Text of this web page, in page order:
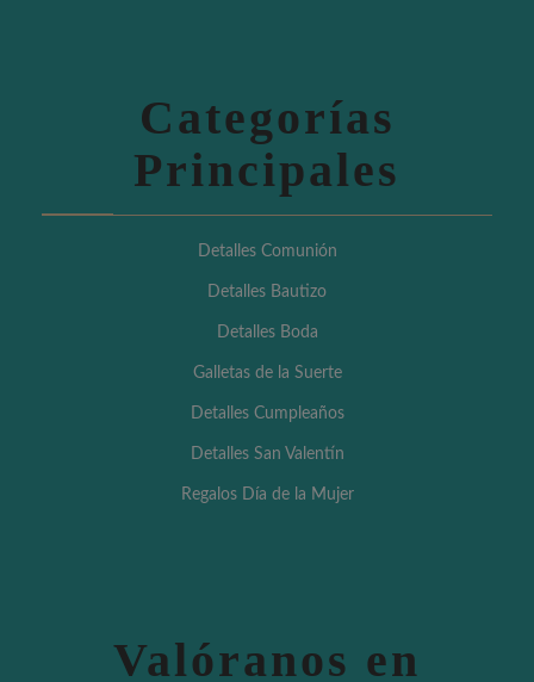
Categorías
Principales
Detalles Comunión
Detalles Bautizo
Detalles Boda
Galletas de la Suerte
Detalles Cumpleaños
Detalles San Valentín
Regalos Día de la Mujer
Valóranos en